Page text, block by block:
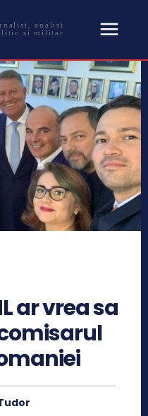
analist
si militar
ar vrea sa